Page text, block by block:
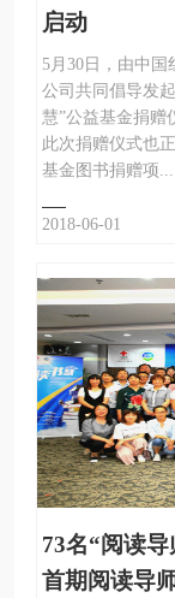
启动
5月30日，由中
公司共同倡导发
慧”公益基金捐赠
此次捐赠仪式也
基金图书捐赠项...
2018-06-01
73名“阅读
首期阅读导